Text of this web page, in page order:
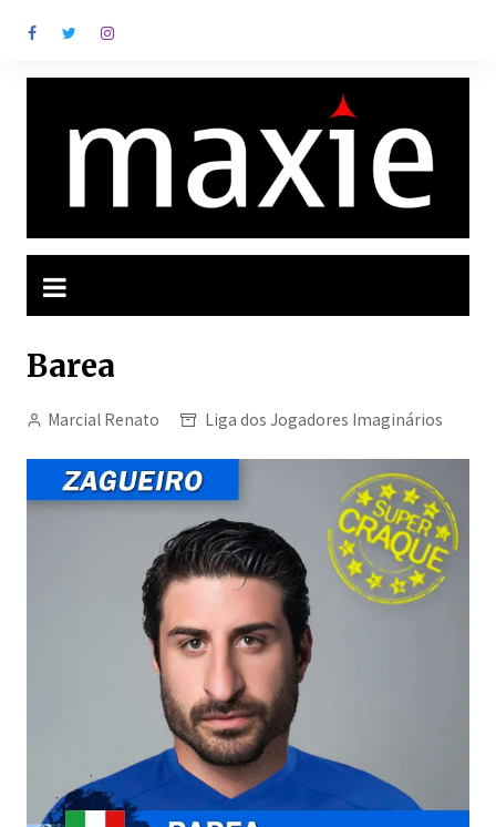
para
Barea
Marcial Renato Liga dos Jogadores Imaginários